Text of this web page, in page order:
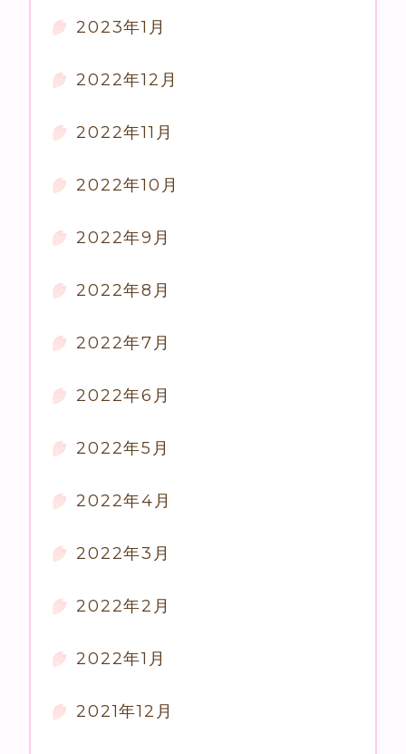
2023年1月
2022年12月
2022年11月
2022年10月
2022年9月
2022年8月
2022年7月
2022年6月
2022年5月
2022年4月
2022年3月
2022年2月
2022年1月
2021年12月